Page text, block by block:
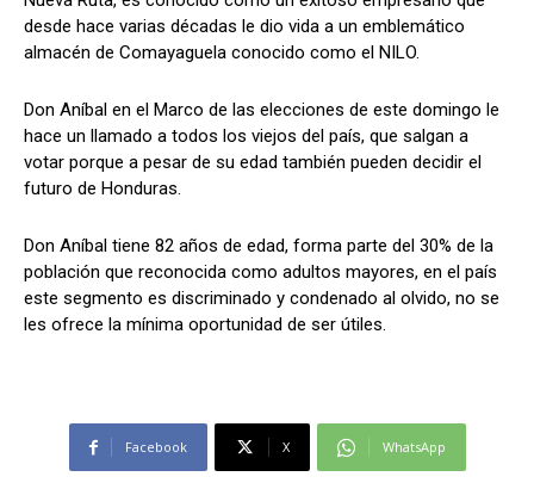
Comparta
Facebook WhatsApp
Síganos
Comparta
Facebook WhatsApp
Síganos
desde hace varias décadas le dio vida a un emblemático
almacén de Comayaguela conocido como el NILO.
Don Aníbal en el Marco de las elecciones de este domingo le
hace un llamado a todos los viejos del país, que salgan a
votar porque a pesar de su edad también pueden decidir el
futuro de Honduras.
Don Aníbal tiene 82 años de edad, forma parte del 30% de la
población que reconocida como adultos mayores, en el país
este segmento es discriminado y condenado al olvido, no se
les ofrece la mínima oportunidad de ser útiles.
Facebook X WhatsApp